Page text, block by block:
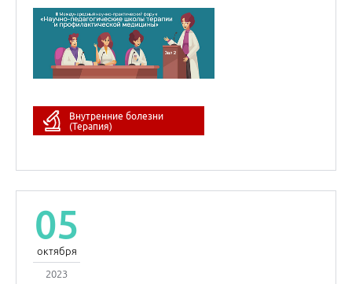
Внутренние болезни
(Терапия)
05
октября
2023